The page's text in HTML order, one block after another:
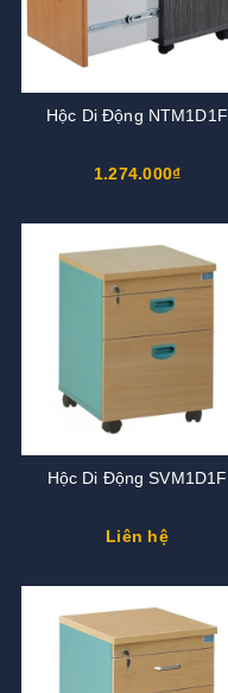
Hộc Di Động NTM1D1F
1.274.000₫
Hộc Di Động SVM1D1F
Liên hệ